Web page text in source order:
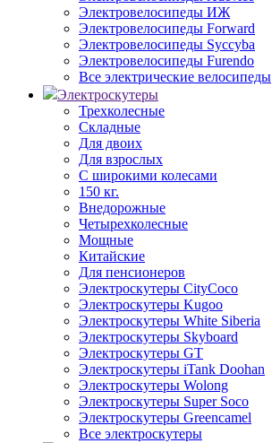
Электровелосипеды ИЖ
Электровелосипеды Forward
Электровелосипеды Syccyba
Электровелосипеды Furendo
Все электрические велосипеды
Электроскутеры
Трехколесные
Складные
Для двоих
Для взрослых
С широкими колесами
150 кг.
Внедорожные
Четырехколесные
Мощные
Китайские
Для пенсионеров
Электроскутеры CityCoco
Электроскутеры Kugoo
Электроскутеры White Siberia
Электроскутеры Skyboard
Электроскутеры GT
Электроскутеры iTank Doohan
Электроскутеры Wolong
Электроскутеры Super Soco
Электроскутеры Greencamel
Все электроскутеры